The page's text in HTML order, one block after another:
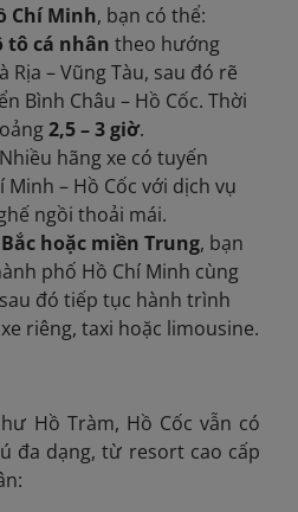
Chí Minh, bạn có thể:
tô cá nhân theo hướng
Rịa – Vũng Tàu, sau đó rẽ
Bình Châu – Hồ Cốc. Thời
2,5 – 3 giờ.
hãng xe có tuyến
– Hồ Cốc với dịch vụ
ngồi thoải mái.
hoặc miền Trung, bạn
phố Hồ Chí Minh cùng
đó tiếp tục hành trình
riêng, taxi hoặc limousine.
Hồ Tràm, Hồ Cốc vẫn có
đa dạng, từ resort cao cấp